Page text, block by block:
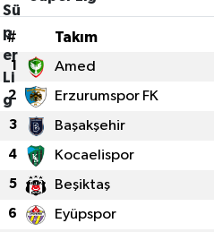
# Takım
1 Amed
2 Erzurumspor FK
3 Başakşehir
4 Kocaelispor
5 Beşiktaş
6 Eyüpspor